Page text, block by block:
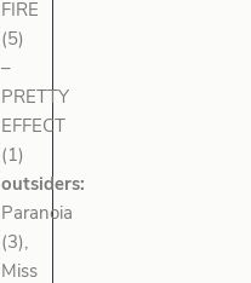
FIRE
(5)
–
PRETTY
EFFECT
(1)
outsiders:
Paranoia
(3),
Miss